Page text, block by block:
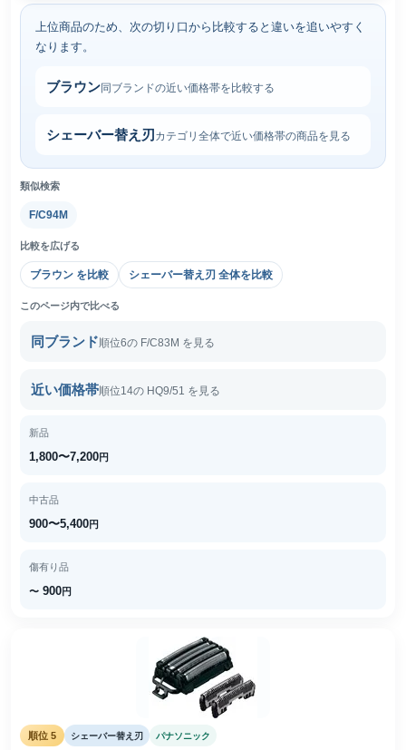
上位商品のため、次の切り口から比較すると違いを追いやすく
なります。
ブラウン同ブランドの近い価格帯を比較する
シェーバー替え刃 カテゴリ全体で近い価格帯の商品を見る
類似検索
F/C94M
比較を広げる
ブラウン を比較 シェーバー替え刃 全体を比較
このページ内で比べる
同ブランド 順位6の F/C83M を見る
近い価格帯順位14の HQ9/51 を見る
新品
1,800〜7,200円
中古品
900〜5,400円
傷有り品
〜 900円
順位 5 シェーバー替え刃 パナソニック